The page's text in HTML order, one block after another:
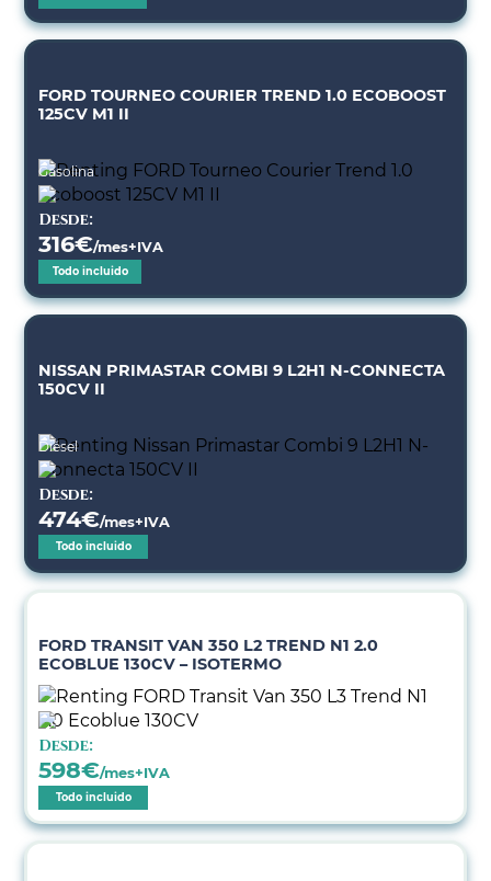
FORD TOURNEO COURIER TREND 1.0 ECOBOOST
125CV M1 II
Gasolina
Desde:
316€/mes+IVA
Todo incluido
NISSAN PRIMASTAR COMBI 9 L2H1 N-CONNECTA
150CV II
Diésel
Desde:
474€/mes+IVA
Todo incluido
FORD TRANSIT VAN 350 L2 TREND N1 2.0
ECOBLUE 130CV – ISOTERMO
Desde:
598€/mes+IVA
Todo incluido